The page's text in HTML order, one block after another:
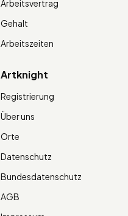
Arbeitsvertrag
Gehalt
Arbeitszeiten
Artknight
Registrierung
Über uns
Orte
Datenschutz
Bundesdatenschutz
AGB